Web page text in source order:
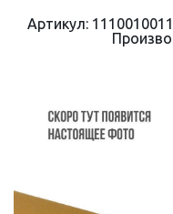
Артикул: 1110010011